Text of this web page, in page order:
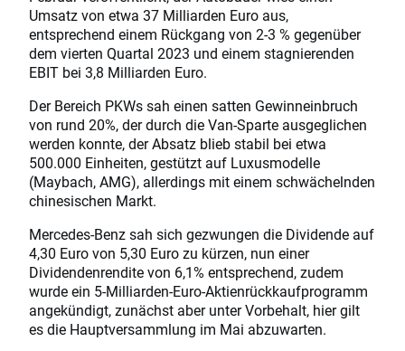
Umsatz von etwa 37 Milliarden Euro aus,
entsprechend einem Rückgang von 2-3 % gegenüber
dem vierten Quartal 2023 und einem stagnierenden
EBIT bei 3,8 Milliarden Euro.
Der Bereich PKWs sah einen satten Gewinneinbruch
von rund 20%, der durch die Van-Sparte ausgeglichen
werden konnte, der Absatz blieb stabil bei etwa
500.000 Einheiten, gestützt auf Luxusmodelle
(Maybach, AMG), allerdings mit einem schwächelnden
chinesischen Markt.
Mercedes-Benz sah sich gezwungen die Dividende auf
4,30 Euro von 5,30 Euro zu kürzen, nun einer
Dividendenrendite von 6,1% entsprechend, zudem
wurde ein 5-Milliarden-Euro-Aktienrückkaufprogramm
angekündigt, zunächst aber unter Vorbehalt, hier gilt
es die Hauptversammlung im Mai abzuwarten.